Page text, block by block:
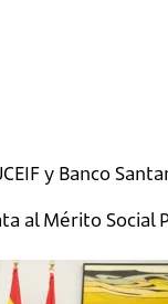
y Banco
al Mérito Social